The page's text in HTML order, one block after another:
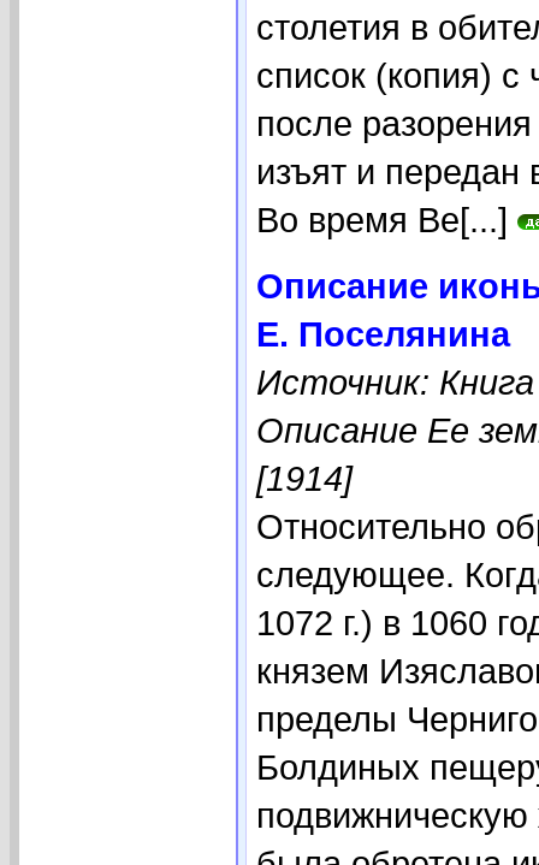
столетия в
список (копия) с
после
изъят и передан
Во время Ве[...]
Описание
Е. Поселянина
Источник:
Описание Ее
[1914]
Относительно
следующее.
1072 г.) в 1060
князем
пределы
Болдиных